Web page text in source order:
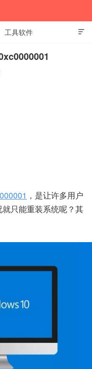

工具软件
，是让许多用户
只能重装系统呢？其